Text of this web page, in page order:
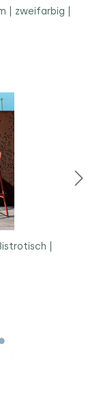
| zweifarbig |
|